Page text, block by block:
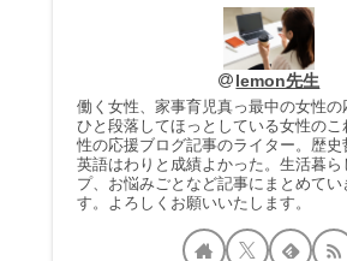
lemon先生
働く女性、家事育児真っ最中の女性
ひと段落してほっとしている女性の
性の応援ブログ記事のライター。歴史
英語はわりと成績よかった。生活暮ら
プ、お悩みごとなど記事にまとめてい
す。よろしくお願いいたします。